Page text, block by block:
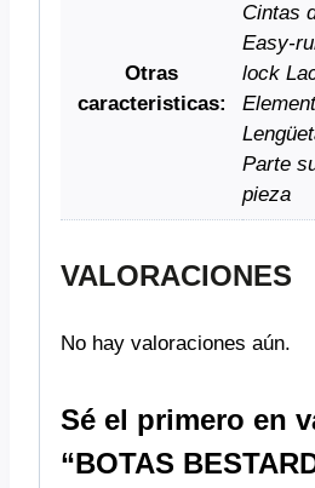
Otras
caracteristicas:
Cintas
Easy-
lock
Parte
pieza
VALORACIONES
No hay valoraciones aún.
Sé el primero en
“BOTAS